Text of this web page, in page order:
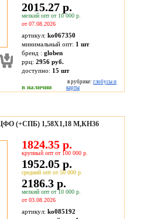
2015.27 р.
мелкий опт от 10 000 р.
от 07.08.2026
артикул: ko067350
минимальный опт: 1 шт
бренд : globen
ррц: 2956 руб.
доступно: 15 шт
в наличии
в рубрике: глобусы и
карты
(+СПБ) 1,58Х1,18 М,КН36
1824.35 р.
крупный опт от 100 000 р.
1952.05 р.
средний опт от 50 000 р.
2186.3 р.
мелкий опт от 10 000 р.
от 03.08.2026
артикул: ko085192